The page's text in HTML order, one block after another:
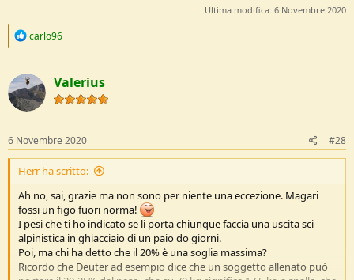
Ultima modifica: 6 Novembre 2020
R
c
t
i
o
s
:
carlo96
Valerius
6 Novembre 2020 #28
Herr ha scritto:
Ah no, sai, grazie ma non sono per niente una eccezione. Magari
fossi un figo fuori norma!
I pesi che ti ho indicato se li porta chiunque faccia una uscita sci-
alpinistica in ghiacciaio di un paio do giorni.
Poi, ma chi ha detto che il 20% è una soglia massima?
Ricordo che Deuter ad esempio dice che un soggetto allenato può